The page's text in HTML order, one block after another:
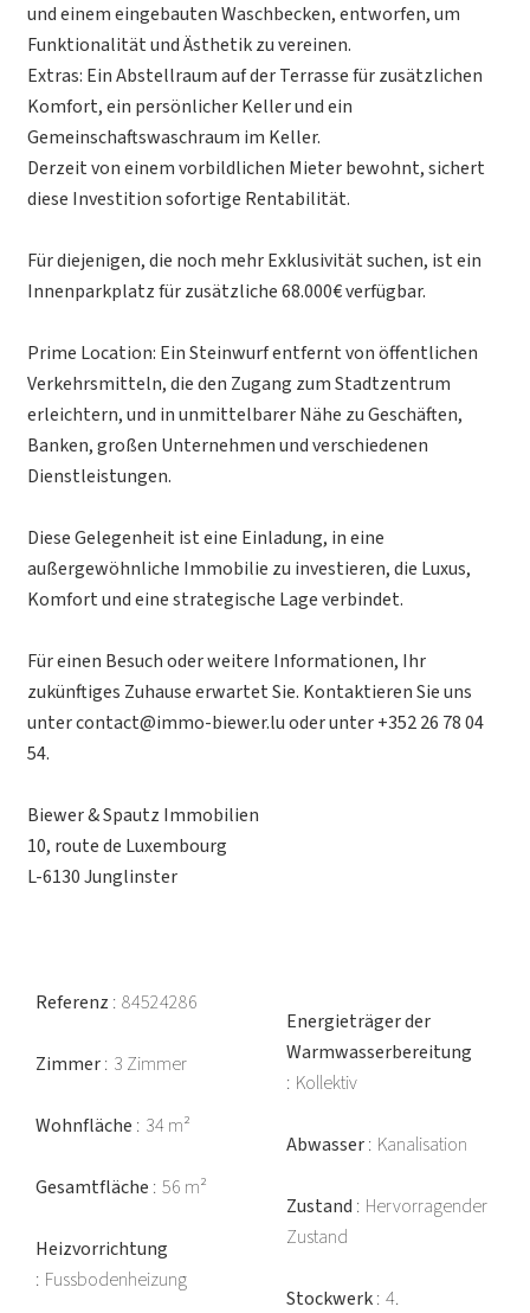
und einem eingebauten Waschbecken, entworfen, um
Funktionalität und Ästhetik zu vereinen.
Extras: Ein Abstellraum auf der Terrasse für zusätzlichen
Komfort, ein persönlicher Keller und ein
Gemeinschaftswaschraum im Keller.
Derzeit von einem vorbildlichen Mieter bewohnt, sichert
diese Investition sofortige Rentabilität.
Für diejenigen, die noch mehr Exklusivität suchen, ist ein
Innenparkplatz für zusätzliche 68.000€ verfügbar.
Prime Location: Ein Steinwurf entfernt von öffentlichen
Verkehrsmitteln, die den Zugang zum Stadtzentrum
erleichtern, und in unmittelbarer Nähe zu Geschäften,
Banken, großen Unternehmen und verschiedenen
Dienstleistungen.
Diese Gelegenheit ist eine Einladung, in eine
außergewöhnliche Immobilie zu investieren, die Luxus,
Komfort und eine strategische Lage verbindet.
Für einen Besuch oder weitere Informationen, Ihr
zukünftiges Zuhause erwartet Sie. Kontaktieren Sie uns
unter contact@immo-biewer.lu oder unter +352 26 78 04
54.
Biewer & Spautz Immobilien
10, route de Luxembourg
L-6130 Junglinster
Referenz 84524286
Zimmer 3 Zimmer
Wohnfläche 34 m²
Gesamtfläche 56 m²
Heizvorrichtung
Fussbodenheizung
Energieträger der
Warmwasserbereitung
Kollektiv
Abwasser Kanalisation
Zustand Hervorragender
Zustand
Stockwerk 4.